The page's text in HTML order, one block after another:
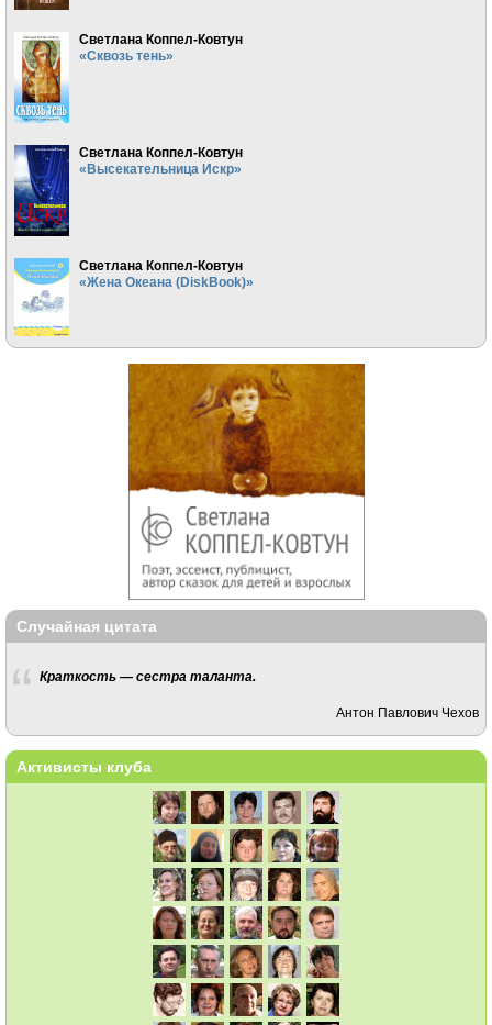
Светлана Коппел-Ковтун
«Сквозь тень»
Светлана Коппел-Ковтун
«Высекательница Искр»
Светлана Коппел-Ковтун
«Жена Океана (DiskBook)»
Случайная цитата
Краткость — сестра таланта.
Антон Павлович Чехов
Активисты клуба